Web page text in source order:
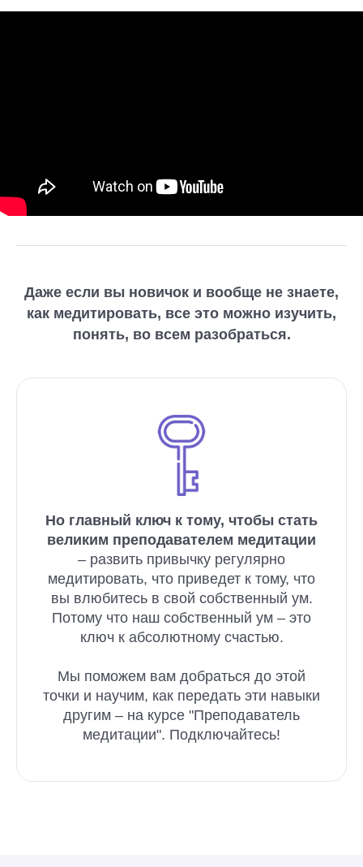
Даже если вы новичок и вообще не знаете,
как медитировать, все это можно изучить,
понять, во всем разобраться.
Но главный ключ к тому, чтобы стать
великим преподавателем медитации
– развить привычку регулярно
медитировать, что приведет к тому, что
вы влюбитесь в свой собственный ум.
Потому что наш собственный ум – это
ключ к абсолютному счастью.
Мы поможем вам добраться до этой
точки и научим, как передать эти навыки
другим – на курсе "Преподаватель
медитации". Подключайтесь!